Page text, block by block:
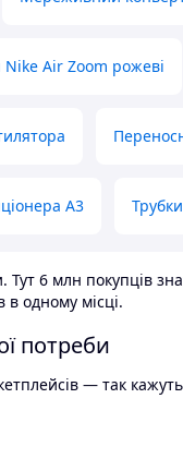
Nike Air Zoom рожеві
А3
6 млн покупців
одному місці.
потреби
— так